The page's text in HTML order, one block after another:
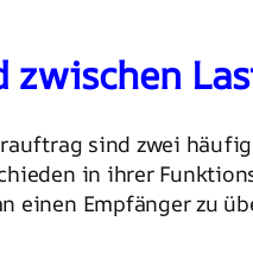
zwischen
sind zwei
in ihrer
einen Empfänger zu